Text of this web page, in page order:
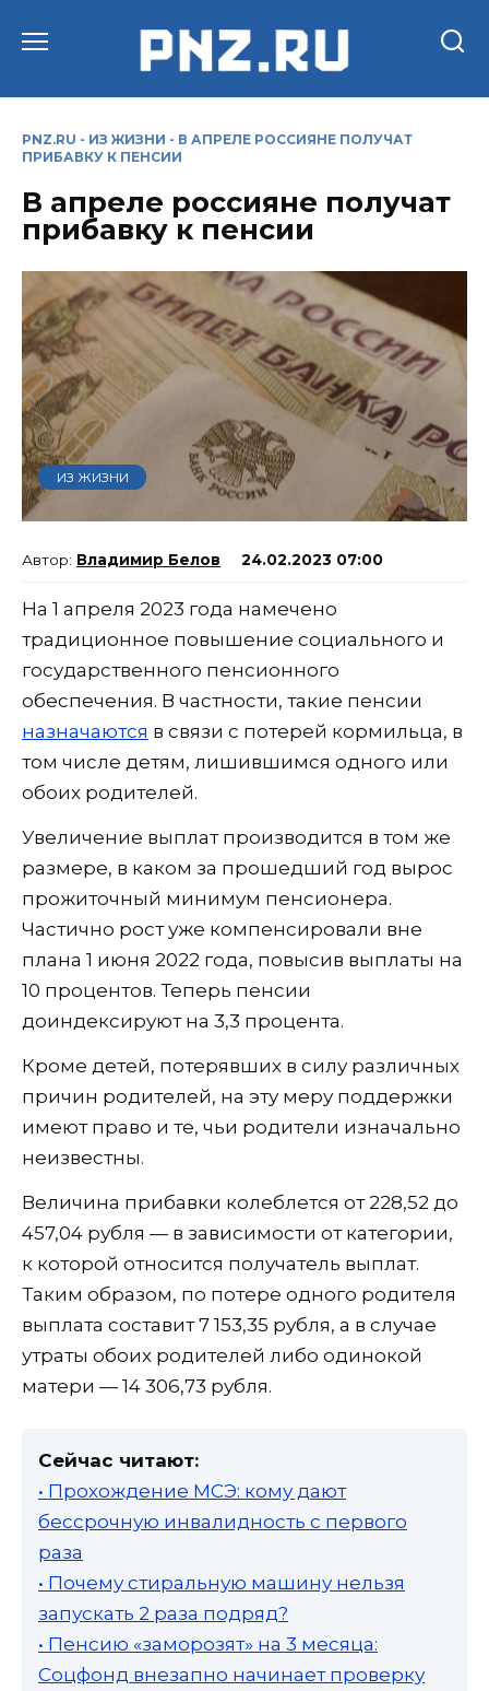
PNZ.RU - ИЗ ЖИЗНИ - В АПРЕЛЕ РОССИЯНЕ ПОЛУЧАТ
ПРИБАВКУ К ПЕНСИИ
В апреле россияне получат
прибавку к пенсии
ИЗ ЖИЗНИ
Владимир Белов 24.02.2023 07:00
На 1 апреля 2023 года намечено
традиционное повышение социального и
государственного пенсионного
обеспечения. В частности, такие пенсии
назначаются в связи с потерей кормильца, в
том числе детям, лишившимся одного или
обоих родителей.
Увеличение выплат производится в том же
размере, в каком за прошедший год вырос
прожиточный минимум пенсионера.
Частично рост уже компенсировали вне
плана 1 июня 2022 года, повысив выплаты на
10 процентов. Теперь пенсии
доиндексируют на 3,3 процента.
Кроме детей, потерявших в силу различных
причин родителей, на эту меру поддержки
имеют право и те, чьи родители изначально
неизвестны.
Величина прибавки колеблется от 228,52 до
457,04 рубля — в зависимости от категории,
к которой относится получатель выплат.
Таким образом, по потере одного родителя
выплата составит 7 153,35 рубля, а в случае
утраты обоих родителей либо одинокой
матери — 14 306,73 рубля.
Сейчас читают:
• Прохождение МСЭ: кому дают
бессрочную инвалидность с первого
раза
• Почему стиральную машину нельзя
запускать 2 раза подряд?
• Пенсию «заморозят» на 3 месяца:
Соцфонд внезапно начинает проверку